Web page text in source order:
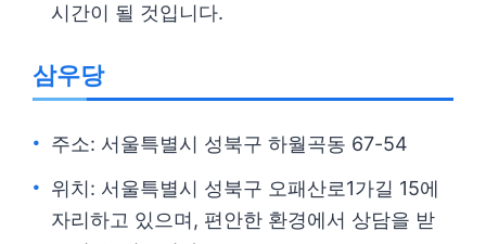
시간이 될 것입니다.
삼우당
주소: 서울특별시 성북구 하월곡동 67-54
위치: 서울특별시 성북구 오패산로1가길 15에
자리하고 있으며, 편안한 환경에서 상담을 받